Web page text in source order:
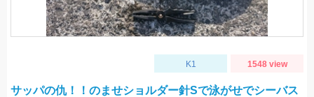
K1 1548 view
サッパの仇！！のませショルダー針Sで泳がせでシーバス